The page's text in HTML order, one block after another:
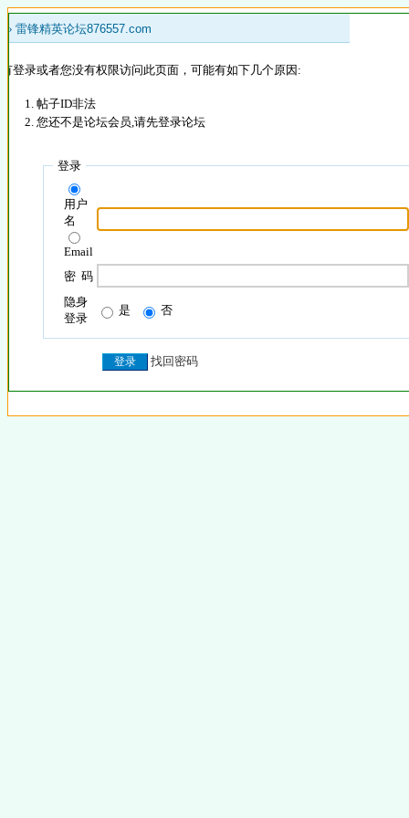
» 雷锋精英论坛876557.com
登录或者您没有权限访问此页面，可能有如下几个原因:
帖子ID非法
您还不是论坛会员,请先登录论坛
登录
用户
名
Email
密 码
隐身
登录
是 否
找回密码